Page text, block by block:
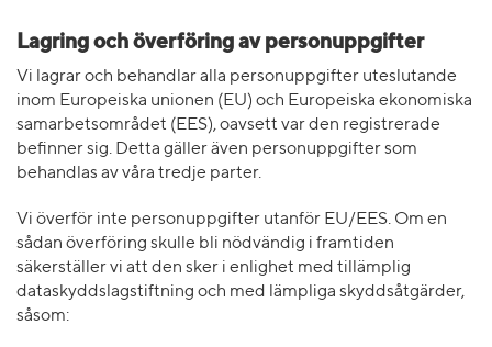
Lagring och överföring av personuppgifter
Vi lagrar och behandlar alla personuppgifter uteslutande
inom Europeiska unionen (EU) och Europeiska ekonomiska
samarbetsområdet (EES), oavsett var den registrerade
befinner sig. Detta gäller även personuppgifter som
behandlas av våra tredje parter.
Vi överför inte personuppgifter utanför EU/EES. Om en
sådan överföring skulle bli nödvändig i framtiden
säkerställer vi att den sker i enlighet med tillämplig
dataskyddslagstiftning och med lämpliga skyddsåtgärder,
såsom: